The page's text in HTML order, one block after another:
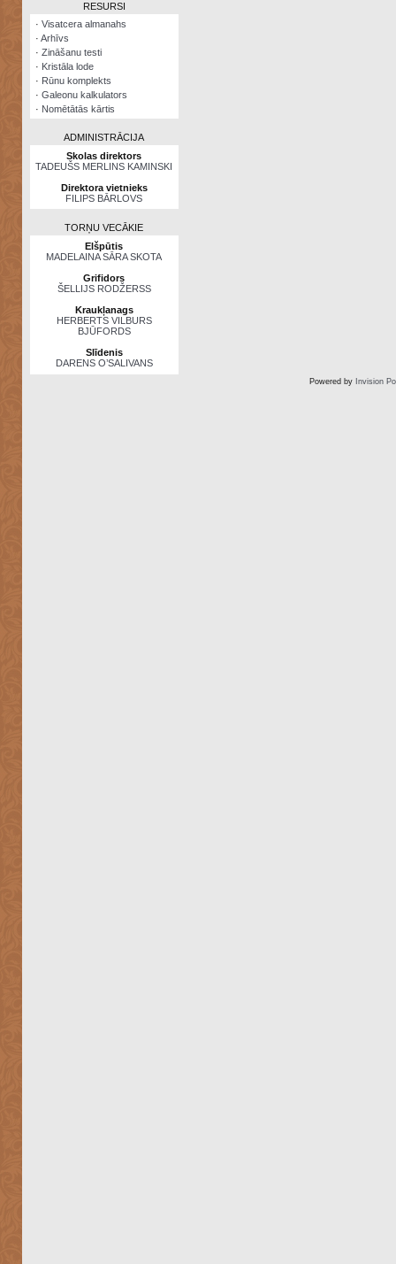
RESURSI
· Visatcera almanahs
· Arhīvs
· Zināšanu testi
· Kristāla lode
· Rūnu komplekts
· Galeonu kalkulators
· Nomētātās kārtis
ADMINISTRĀCIJA
Skolas direktors
TADEUŠS MERLINS KAMINSKI
Direktora vietnieks
FILIPS BĀRLOVS
TORŅU VECĀKIE
Elšpūtis
MADELAINA SĀRA SKOTA
Grifidors
ŠELLIJS RODŽERSS
Kraukļanags
HERBERTS VILBURS
BJŪFORDS
Slīdenis
DARENS O’SALIVANS
Powered by Invision